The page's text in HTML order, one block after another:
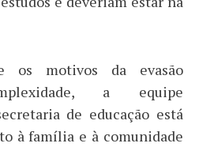
os motivos da evasão
a equipe
de educação está
à família e à comunidade